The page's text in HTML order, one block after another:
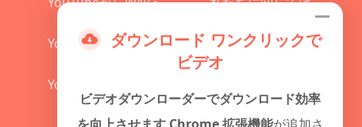
YouTubeからM4A
YouTubeからOGGへ
お問い合わせ
ダウンロード ワンクリックで
ビデオ
ビデオダウンローダーでダウンロード効率